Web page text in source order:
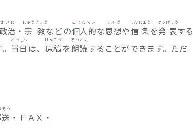
政治
せいじ
・ 宗教
しゅうきょう
などの個人的
こじんてき
な思想
しそう
や信条
しんじょう
を発表
はっぴょう
する
。 当日
とうじつ
は、 原稿
げんこう
を朗読
ろうどく
することができます。ただ
そう
・ＦＡＸ・